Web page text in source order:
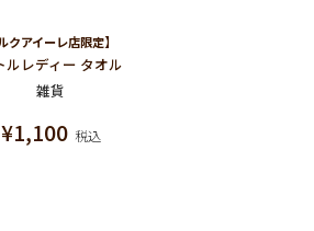
ルクアイーレ店限定】
ルレディー タオル
雑貨
¥1,100 税込